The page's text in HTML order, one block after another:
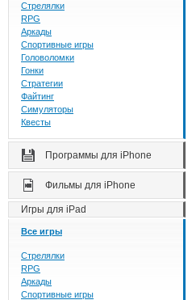
Стрелялки
RPG
Аркады
Спортивные игры
Головоломки
Гонки
Стратегии
Файтинг
Симуляторы
Квесты
Программы для iPhone
Фильмы для iPhone
Игры для iPad
Все игры
Стрелялки
RPG
Аркады
Спортивные игры